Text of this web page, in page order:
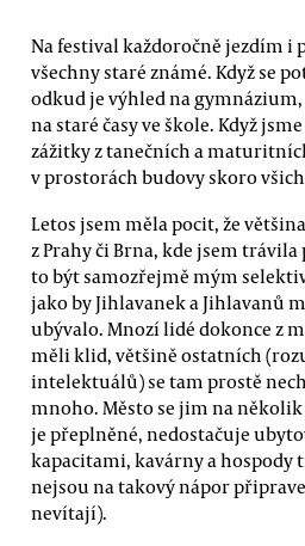
Na festival každoročně jezdím i
všechny staré známé. Když se
odkud je výhled na
na staré časy ve škole. Když
zážitky z tanečních a
v prostorách budovy skoro
Letos jsem měla pocit, že
z Prahy či Brna, kde jsem
to být samozřejmě mým
jako by Jihlavanek a Jihlavanů
ubývalo. Mnozí lidé dokonce z
měli klid, většině ostatních
intelektuálů) se tam prostě
mnoho. Město se jim na
je přeplněné, nedostačuje
kapacitami, kavárny a hospody
nejsou na takový nápor
nevítají).